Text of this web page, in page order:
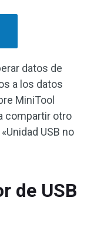
datos de
a los datos
MiniTool
compartir otro
USB no
de USB